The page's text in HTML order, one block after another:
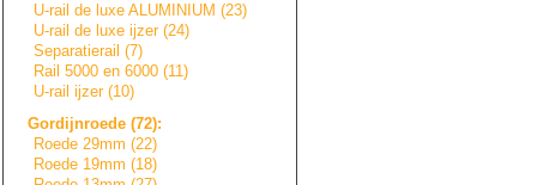
U-rail de luxe ALUMINIUM (23)
U-rail de luxe ijzer (24)
Separatierail (7)
Rail 5000 en 6000 (11)
U-rail ijzer (10)
Gordijnroede (72):
Roede 29mm (22)
Roede 19mm (18)